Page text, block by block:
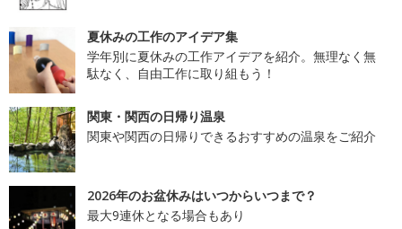
夏休みの工作のアイデア集
学年別に夏休みの工作アイデアを紹介。無理なく無
駄なく、自由工作に取り組もう！
関東・関西の日帰り温泉
関東や関西の日帰りできるおすすめの温泉をご紹介
2026年のお盆休みはいつからいつまで？
最大9連休となる場合もあり